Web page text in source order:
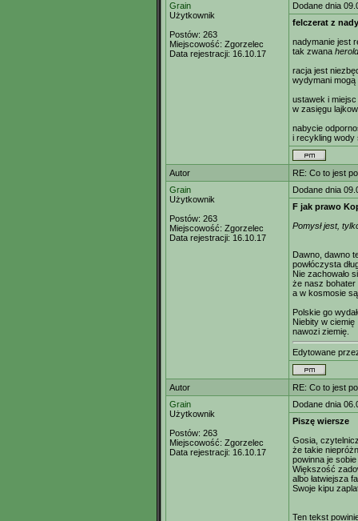
Grain
Użytkownik
Postów: 263
Miejscowość: Zgorzelec
Data rejestracji: 16.10.17
Dodane dnia
felczerat z
nadymanie jest
tak zwana
racja jest
wydymani
ustawek i
w zasięgu
nabycie
i recykling wody
Autor
RE: Co to jest
Grain
Użytkownik
Postów: 263
Miejscowość: Zgorzelec
Data rejestracji: 16.10.17
Dodane dnia
F jak prawo
Pomysł jest,
Dawno, dawno
powłóczysta
Nie zachowało
że nasz bohater
a w kosmosie
Polskie go
Niebity w ciemię
nawozi ziemię.
Edytowane
Autor
RE: Co to jest
Grain
Użytkownik
Postów: 263
Miejscowość: Zgorzelec
Data rejestracji: 16.10.17
Dodane dnia
Piszę wiersze
Gosia,
że takie
powinna je
Większość
albo łatwiejsza
Swoje kipu
Ten tekst